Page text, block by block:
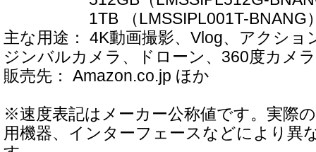
1TB （LMSSIPL001T-BNANG
主な用途： 4K動画撮影、Vlog、アクシ
ジンバルカメラ、ドローン、360度カメ
販売先： Amazon.co.jp ほか
※速度表記はメーカー公称値です。実際
用機器、インターフェースなどにより異